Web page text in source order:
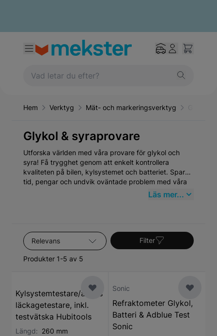
Hem Verktyg Mät- och markeringsverktyg Glykol &
Glykol & syraprovare
Utforska världen med våra provare för glykol och
syra! Få trygghet genom att enkelt kontrollera
kvaliteten på bilen, kylsystemet och batteriet. Spara
tid, pengar och undvik oväntade problem med våra
pålitliga och praktiska provare. Var smart, säker och
Läs mer...
Sortera efter
Produkter 1-5 av 5
Filter
Kylsystemtestare/avgas
läckagetestare, inkl.
testvätska Hubitools
Längd: 260 mm
Sonic
Refraktometer Glykol,
Batteri & Adblue Test
Sonic